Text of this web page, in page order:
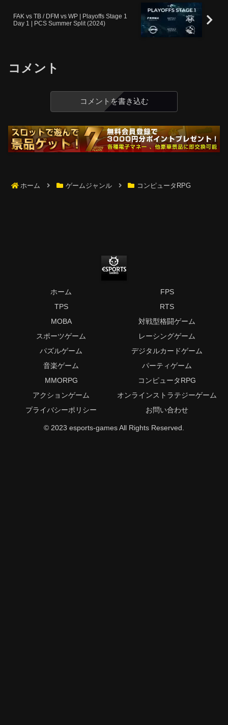
FAK vs TB / DFM vs WP | Playoffs Stage 1
Day 1 | PCS Summer Split (2024)
コメント
コメントを書き込む
ホーム ゲームジャンル コンピュータRPG
ホーム
FPS
TPS
RTS
MOBA
対戦型格闘ゲーム
スポーツゲーム
レーシングゲーム
パズルゲーム
デジタルカードゲーム
音楽ゲーム
パーティゲーム
MMORPG
コンピュータRPG
アクションゲーム
オンラインストラテジーゲーム
プライバシーポリシー
お問い合わせ
© 2023 esports-games All Rights Reserved.